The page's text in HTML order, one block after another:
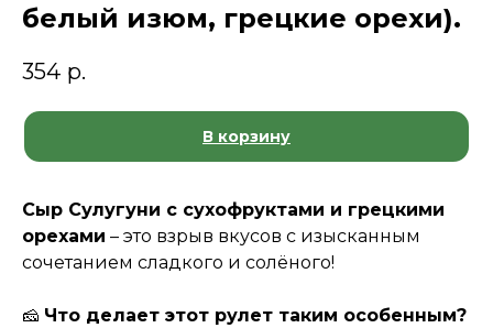
белый изюм, грецкие орехи).
354 р.
В корзину
Сыр Сулугуни с сухофруктами и грецкими
орехами – это взрыв вкусов с изысканным
сочетанием сладкого и солёного!
🧀 Что делает этот рулет таким особенным?